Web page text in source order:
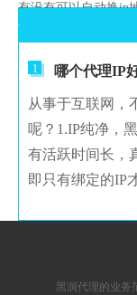
有没有可以自动换ip
1 哪个代理IP
从事于互联网，
呢？1.IP纯净，
有活跃时间长，
即只有绑定的IP
黑洞代理的业务